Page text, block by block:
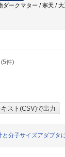
ダークマター / 寒天 /
(5件)
分子サイズアダプタ